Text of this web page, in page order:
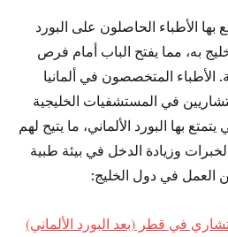
بها الأطباء الحاصلون على البورد
به، مما يفتح الباب أمام فرص
المتخصصون في ألمانيا
في المستشفيات الخليجية
بها البورد الألماني، ما يتيح لهم
وزيادة الدخل في بيئة طبية
العمل في دول الخليج:
في قطر (بعد البورد الألماني)